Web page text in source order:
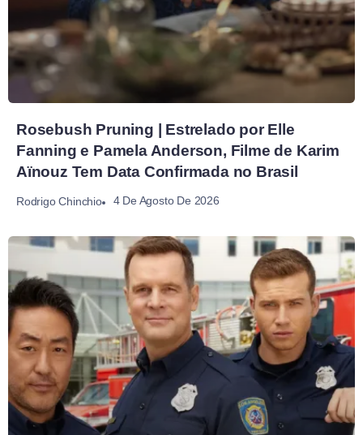
Rosebush Pruning | Estrelado por Elle
Fanning e Pamela Anderson, Filme de Karim
Aïnouz Tem Data Confirmada no Brasil
Rodrigo Chinchio 4 De Agosto De 2026